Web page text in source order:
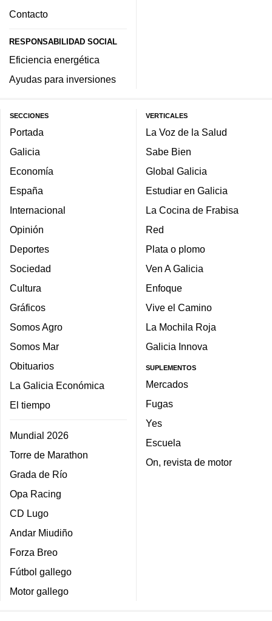
Contacto
RESPONSABILIDAD SOCIAL
Eficiencia energética
Ayudas para inversiones
SECCIONES
Portada
Galicia
Economía
España
Internacional
Opinión
Deportes
Sociedad
Cultura
Gráficos
Somos Agro
Somos Mar
Obituarios
La Galicia Económica
El tiempo
Mundial 2026
Torre de Marathon
Grada de Río
Opa Racing
CD Lugo
Andar Miudiño
Forza Breo
Fútbol gallego
Motor gallego
VERTICALES
La Voz de la Salud
Sabe Bien
Global Galicia
Estudiar en Galicia
La Cocina de Frabisa
Red
Plata o plomo
Ven A Galicia
Enfoque
Vive el Camino
La Mochila Roja
Galicia Innova
SUPLEMENTOS
Mercados
Fugas
Yes
Escuela
On, revista de motor